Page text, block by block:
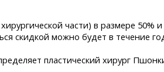
части) в размере
скидкой можно будет в течение
пластический хирург